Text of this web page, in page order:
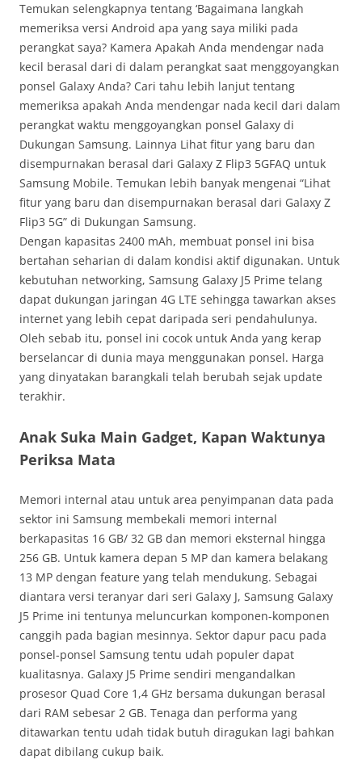
Temukan selengkapnya tentang ‘Bagaimana langkah
memeriksa versi Android apa yang saya miliki pada
perangkat saya? Kamera Apakah Anda mendengar nada
kecil berasal dari di dalam perangkat saat menggoyangkan
ponsel Galaxy Anda? Cari tahu lebih lanjut tentang
memeriksa apakah Anda mendengar nada kecil dari dalam
perangkat waktu menggoyangkan ponsel Galaxy di
Dukungan Samsung. Lainnya Lihat fitur yang baru dan
disempurnakan berasal dari Galaxy Z Flip3 5GFAQ untuk
Samsung Mobile. Temukan lebih banyak mengenai “Lihat
fitur yang baru dan disempurnakan berasal dari Galaxy Z
Flip3 5G” di Dukungan Samsung.
Dengan kapasitas 2400 mAh, membuat ponsel ini bisa
bertahan seharian di dalam kondisi aktif digunakan. Untuk
kebutuhan networking, Samsung Galaxy J5 Prime telang
dapat dukungan jaringan 4G LTE sehingga tawarkan akses
internet yang lebih cepat daripada seri pendahulunya.
Oleh sebab itu, ponsel ini cocok untuk Anda yang kerap
berselancar di dunia maya menggunakan ponsel. Harga
yang dinyatakan barangkali telah berubah sejak update
terakhir.
Anak Suka Main Gadget, Kapan Waktunya
Periksa Mata
Memori internal atau untuk area penyimpanan data pada
sektor ini Samsung membekali memori internal
berkapasitas 16 GB/ 32 GB dan memori eksternal hingga
256 GB. Untuk kamera depan 5 MP dan kamera belakang
13 MP dengan feature yang telah mendukung. Sebagai
diantara versi teranyar dari seri Galaxy J, Samsung Galaxy
J5 Prime ini tentunya meluncurkan komponen-komponen
canggih pada bagian mesinnya. Sektor dapur pacu pada
ponsel-ponsel Samsung tentu udah populer dapat
kualitasnya. Galaxy J5 Prime sendiri mengandalkan
prosesor Quad Core 1,4 GHz bersama dukungan berasal
dari RAM sebesar 2 GB. Tenaga dan performa yang
ditawarkan tentu udah tidak butuh diragukan lagi bahkan
dapat dibilang cukup baik.